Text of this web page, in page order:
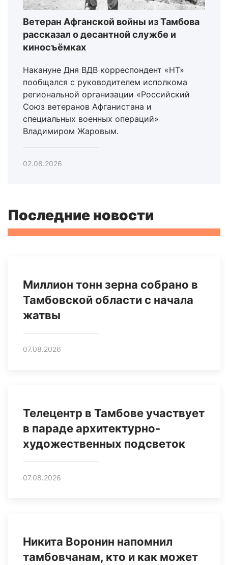
Ветеран Афганской войны из Тамбова
рассказал о десантной службе и
киносъёмках
Накануне Дня ВДВ корреспондент «НТ»
пообщался с руководителем исполкома
региональной организации «Российский
Союз ветеранов Афганистана и
специальных военных операций»
Владимиром Жаровым.
02.08.2026
Последние новости
Миллион тонн зерна собрано в
Тамбовской области с начала
жатвы
07.08.2026
Телецентр в Тамбове участвует
в параде архитектурно-
художественных подсветок
07.08.2026
Никита Воронин напомнил
тамбовчанам, кто и как может